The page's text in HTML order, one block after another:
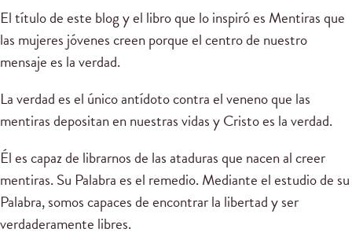
El título de este blog y el libro que lo inspiró es Mentiras que
las mujeres jóvenes creen porque el centro de nuestro
mensaje es la verdad.
La verdad es el único antídoto contra el veneno que las
mentiras depositan en nuestras vidas y Cristo es la verdad.
Él es capaz de librarnos de las ataduras que nacen al creer
mentiras. Su Palabra es el remedio. Mediante el estudio de su
Palabra, somos capaces de encontrar la libertad y ser
verdaderamente libres.